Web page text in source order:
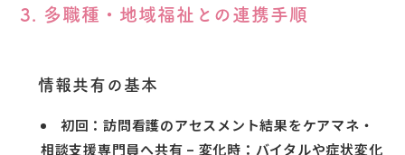
3. 多職種・地域福祉との連携手順
情報共有の基本
初回：訪問看護のアセスメント結果をケアマネ・
相談支援専門員へ共有 – 変化時：バイタルや症状変化